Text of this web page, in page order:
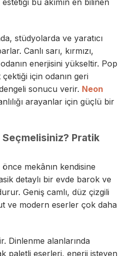
bu akımın en bilinen
stüdyolarda ve yaratıcı
Canlı sarı, kırmızı,
enerjisini yükseltir. Pop
için odanın geri
sonucu verir. Neon
arayanlar için güçlü bir
Seçmelisiniz? Pratik
mekânın kendisine
detaylı bir evde barok ve
Geniş camlı, düz çizgili
ve modern eserler çok daha
Dinlenme alanlarında
paletli eserleri, enerji isteyen